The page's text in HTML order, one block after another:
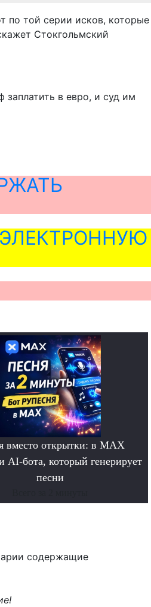
по той серии исков, которые
Стокгольмский
в евро, и суд им
вместо открытки: в MAX
AI-бота, который генерирует
песни
содержащие